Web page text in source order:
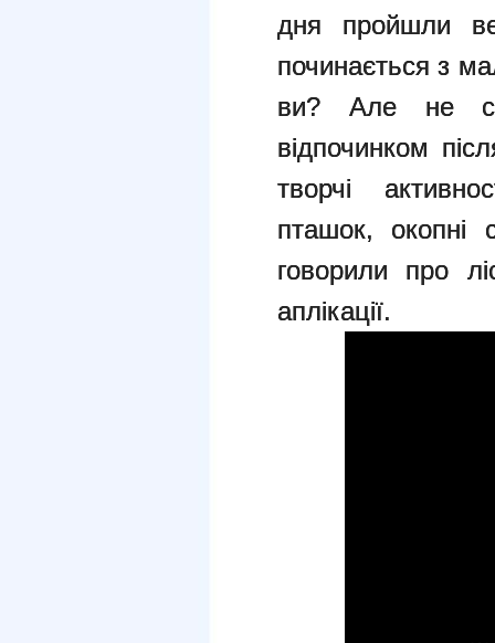
дня пройшли
починається з
ви? Але не
відпочинком
творчі
пташок, окопні
говорили про
аплікації.